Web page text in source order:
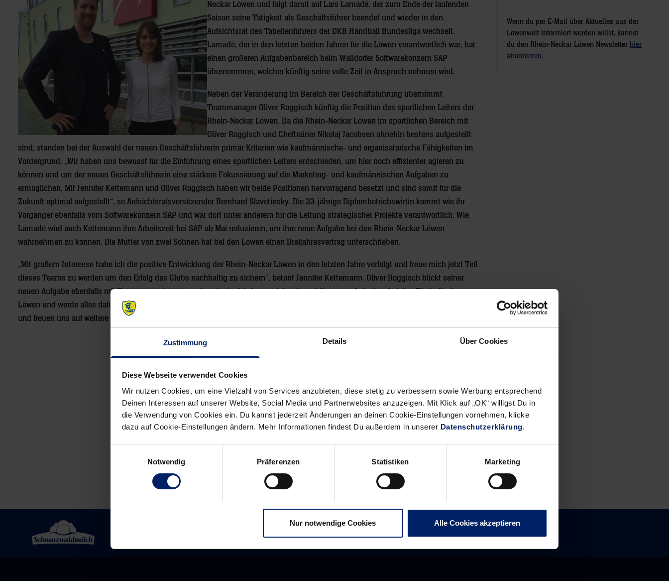
Zustimmung Details Über Cookies
Diese Webseite verwendet Cookies
Wir nutzen Cookies, um eine Vielzahl von Services anzubieten, diese stetig zu verbessern sowie Werbung entsprechend
Deinen Interessen auf unserer Website, Social Media und Partnerwebsites anzuzeigen. Mit Klick auf „OK“ willigst Du in
die Verwendung von Cookies ein. Du kannst jederzeit Änderungen an deinen Cookie-Einstellungen vornehmen, klicke
dazu auf Cookie-Einstellungen ändern. Mehr Informationen findest Du außerdem in unserer Datenschutzerklärung.
Notwendig
Präferenzen Statistiken Marketing
Nur notwendige Cookies Alle Cookies akzeptieren
Neckar Löwen und folgt damit auf Lars Lamadé, der zum Ende der laufenden
Saison seine Tätigkeit als Geschäftsführer beendet und wieder in den
Aufsichtsrat des Tabellenführers der DKB Handball Bundesliga wechselt.
Lamadé, der in den letzten beiden Jahren für die Löwen verantwortlich war, hat
einen größeren Aufgabenbereich beim Walldorfer Softwarekonzern SAP
übernommen, welcher künftig seine volle Zeit in Anspruch nehmen wird.
Neben der Veränderung im Bereich der Geschäftsführung übernimmt
Teammanager Oliver Roggisch künftig die Position des sportlichen Leiters der
Rhein-Neckar Löwen. Da die Rhein-Neckar Löwen im sportlichen Bereich mit
Oliver Roggisch und Cheftrainer Nikolaj Jacobsen ohnehin bestens aufgestellt
sind, standen bei der Auswahl der neuen Geschäftsführerin primär Kriterien wie kaufmännische- und organisatorische Fähigkeiten im
Vordergrund. „Wir haben uns bewusst für die Einführung eines sportlichen Leiters entschieden, um hier noch effizienter agieren zu
können und um der neuen Geschäftsführerin eine stärkere Fokussierung auf die Marketing- und kaufmännischen Aufgaben zu
ermöglichen. Mit Jennifer Kettemann und Oliver Roggisch haben wir beide Positionen hervorragend besetzt und sind somit für die
Zukunft optimal aufgestellt“, so Aufsichtsratsvorsitzender Bernhard Slavetinsky. Die 33-jährige Diplombetriebswirtin kommt wie ihr
Vorgänger ebenfalls vom Softwarekonzern SAP und war dort unter anderem für die Leitung strategischer Projekte verantwortlich. Wie
Lamadé wird auch Kettemann ihre Arbeitszeit bei SAP ab Mai reduzieren, um ihre neue Aufgabe bei den Rhein-Neckar Löwen
wahrnehmen zu können. Die Mutter von zwei Söhnen hat bei den Löwen einen Dreijahresvertrag unterschrieben.
„Mit großem Interesse habe ich die positive Entwicklung der Rhein-Neckar Löwen in den letzten Jahre verfolgt und freue mich jetzt Teil
dieses Teams zu werden um den Erfolg des Clubs nachhaltig zu sichern“, betont Jennifer Kettemann. Oliver Roggisch blickt seiner
neuen Aufgabe ebenfalls mit Spannung entgegen und ergänzt: „Ich freue mich sehr auf die neuen Aufgaben bei den Rhein-Neckar
Löwen und werde alles dafür tun, um weiterhin mit den Löwen erfolgreich zu sein. Meine Freundin und ich fühlen uns hier sehr wohl
und freuen uns auf weitere spannende Jahre in der Sport Region Rhein-Neckar.“
Wenn du per E-Mail über Aktuelles aus der
Löwenwelt informiert werden willst, kannst
du den Rhein-Neckar Löwen Newsletter hier
abonnieren.
previous
News:
erkämpfter
(RP)
Alle News anzeigen
newst
News:
die
(RNZ)